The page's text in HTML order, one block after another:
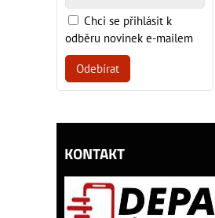
Chci se přihlásit k
odběru novinek e-mailem
Odebírat
KONTAKT